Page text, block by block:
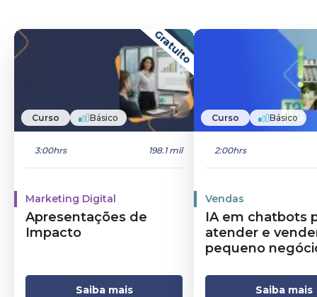
Gratuito
Curso Básico
3:00hrs 198.1 mil
Marketing Digital
Apresentações de
Impacto
Saiba mais
Curso Básico
2:00hrs
Vendas
IA em chatbots
atender e
pequeno
Saiba mais